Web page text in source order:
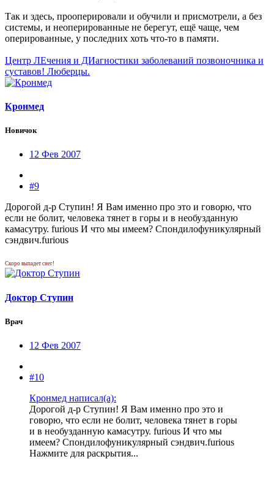
Так и здесь, прооперировали и обучили и присмотрели, а без
системы, и неоперированные не берегут, ещё чаще, чем
оперированные, у последних хоть что-то в памяти.
Центр ЛЕчения и ДИагностики заболеваний позвоночника и
суставов! Люберцы.
Кронмед
Новичок
12 Фев 2007
#9
Дорогой д-р Ступин! Я Вам именно про это и говорю, что
если не болит, человека тянет в горы и в необузданную
камасутру. furious И что мы имеем? Спондилофуникулярный
сэндвич.furious
Скоро выпадет снег!
Доктор Ступин
Врач
12 Фев 2007
#10
Кронмед написал(а):
Дорогой д-р Ступин! Я Вам именно про это и
говорю, что если не болит, человека тянет в горы
и в необузданную камасутру. furious И что мы
имеем? Спондилофуникулярный сэндвич.furious
Нажмите для раскрытия...